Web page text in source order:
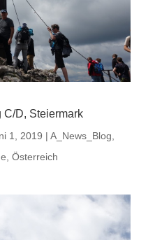
C/D, Steiermark
1, 2019 | A_News_Blog
Österreich